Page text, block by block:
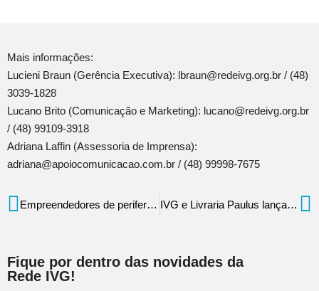
Mais informações:
Lucieni Braun (Gerência Executiva): lbraun@redeivg.org.br / (48)
3039-1828
Lucano Brito (Comunicação e Marketing): lucano@redeivg.org.br
/ (48) 99109-3918
Adriana Laffin (Assessoria de Imprensa):
adriana@apoiocomunicacao.com.br / (48) 99998-7675
Empreendedores de periferia recebem apoio financeiro do IVG para impulsionar seus negócios IVG e Livraria Paulus lançam campanha de doação de livros para crianças da Rede IVG
Fique por dentro das novidades da
Rede IVG!